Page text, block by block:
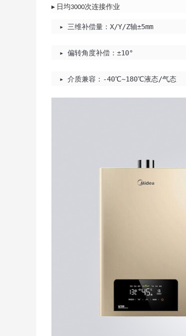
▸ 日均3000次连接作业
▸ 三维补偿量：X/Y/Z轴±5mm
▸ 偏转角度补偿：±10°
▸ 介质兼容：-40℃~180℃液态/气态